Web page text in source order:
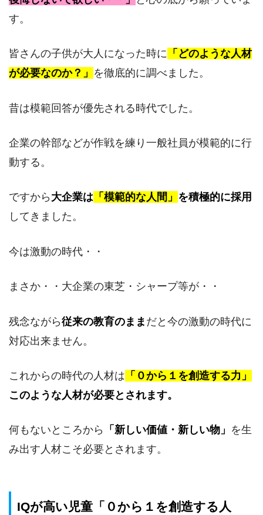
す。
皆さんの子供が大人になった時に 「どのような人材
が必要なのか？」 を徹底的に調べました。
昔は模範回答が優先される時代でした。
企業の幹部などが作戦を練り一般社員が模範的に行
動する。
ですから 大企業は 「模範的な人間」 を積極的に採用
してきました。
今は激動の時代・・
まさか・・大企業の東芝・シャープ等が・・
残念ながら従来の教育のまま だと今の激動の時代に
対応出来ません。
これからの時代の人材は 「０から１を創造する力」
このような人材が必要とされます。
何もないところから 「新しい価値・新しい物」 を生
み出す人材こそ必要とされます。
IQが高い児童「０から１を創造する人